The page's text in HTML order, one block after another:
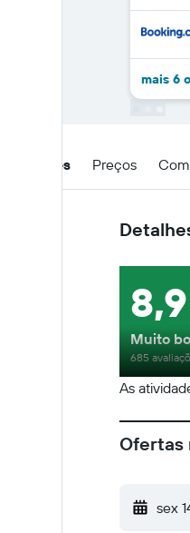
mais 6
Detalhes Preços
As
8,9
Muito
685
Ofertas
sex